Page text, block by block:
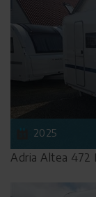
2025
Adria Altea 472